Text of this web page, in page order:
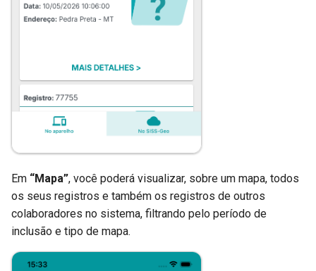
Em “Mapa”, você poderá visualizar, sobre um mapa, todos
os seus registros e também os registros de outros
colaboradores no sistema, filtrando pelo período de
inclusão e tipo de mapa.